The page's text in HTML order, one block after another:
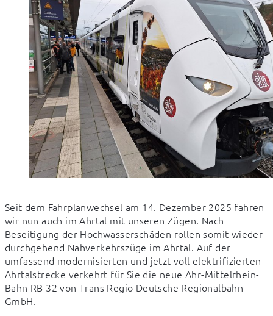
Seit dem Fahrplanwechsel am 14. Dezember 2025 fahren
wir nun auch im Ahrtal mit unseren Zügen. Nach
Beseitigung der Hochwasserschäden rollen somit wieder
durchgehend Nahverkehrszüge im Ahrtal. Auf der
umfassend modernisierten und jetzt voll elektrifizierten
Ahrtalstrecke verkehrt für Sie die neue Ahr-Mittelrhein-
Bahn RB 32 von Trans Regio Deutsche Regionalbahn
GmbH.